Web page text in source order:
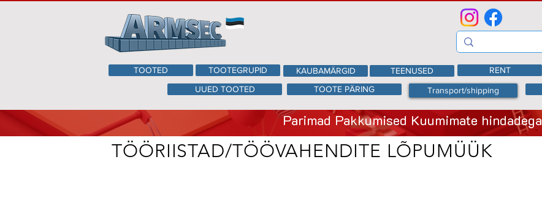
TOOTED
TOOTEGRUPID
UUED TOOTED
KAUBAMÄRGID TEENUSED RENT
TOOTE PÄRING
Transport/shipping
Parimad Pakkumised Kuumimate hindadega
TÖÖRIISTAD/TÖÖVAHENDITE LÕPUMÜÜK